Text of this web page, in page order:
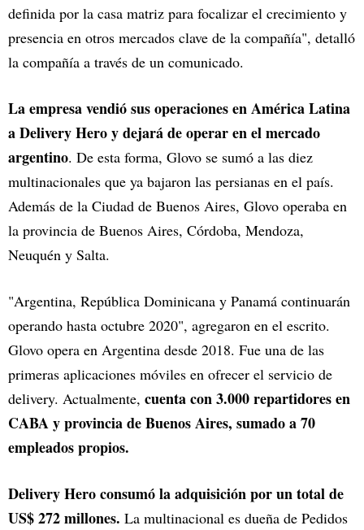
definida por la casa matriz para focalizar el crecimiento y
presencia en otros mercados clave de la compañía", detalló
la compañía a través de un comunicado.
La empresa vendió sus operaciones en América Latina
a Delivery Hero y dejará de operar en el mercado
argentino. De esta forma, Glovo se sumó a las diez
multinacionales que ya bajaron las persianas en el país.
Además de la Ciudad de Buenos Aires, Glovo operaba en
la provincia de Buenos Aires, Córdoba, Mendoza,
Neuquén y Salta.
"Argentina, República Dominicana y Panamá continuarán
operando hasta octubre 2020", agregaron en el escrito.
Glovo opera en Argentina desde 2018. Fue una de las
primeras aplicaciones móviles en ofrecer el servicio de
delivery. Actualmente, cuenta con 3.000 repartidores en
CABA y provincia de Buenos Aires, sumado a 70
empleados propios.
Delivery Hero consumó la adquisición por un total de
US$ 272 millones. La multinacional es dueña de Pedidos